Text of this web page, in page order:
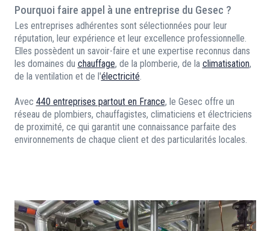
Pourquoi faire appel à une entreprise du Gesec ?
Les entreprises adhérentes sont sélectionnées pour leur
réputation, leur expérience et leur excellence professionnelle.
Elles possèdent un savoir-faire et une expertise reconnus dans
les domaines du chauffage, de la plomberie, de la climatisation,
de la ventilation et de l'électricité.
Avec 440 entreprises partout en France, le Gesec offre un
réseau de plombiers, chauffagistes, climaticiens et électriciens
de proximité, ce qui garantit une connaissance parfaite des
environnements de chaque client et des particularités locales.